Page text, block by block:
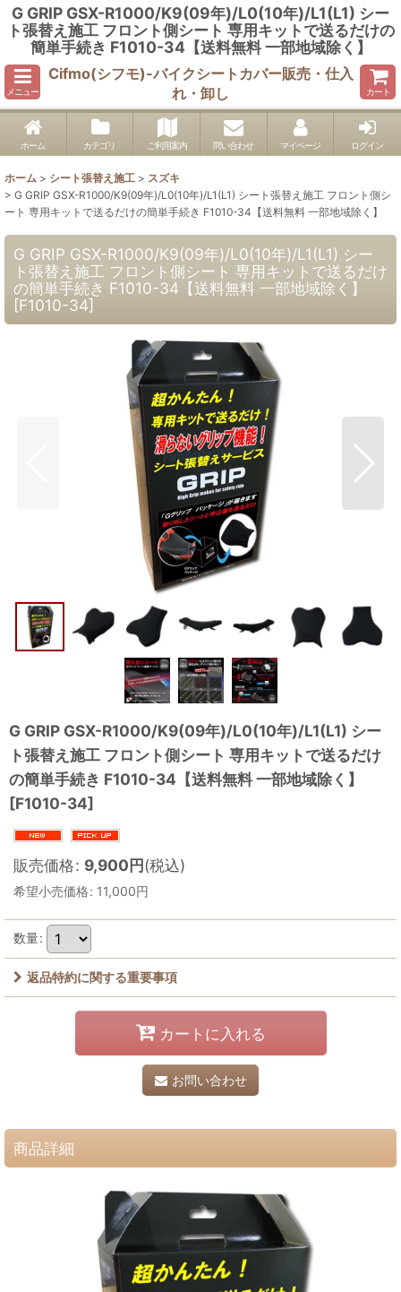
G GRIP GSX-R1000/K9(09年)/L0(10年)/L1(L1) シー
ト張替え施工 フロント側シート 専用キットで送るだけの
簡単手続き F1010-34【送料無料 一部地域除く】
メニュー
Cifmo(シフモ)-バイクシートカバー販売・仕入
れ・卸し
カート
ホーム カテゴリ ご利用案内 問い合わせ マイページ ログイン
ホーム > シート張替え施工 > スズキ
> G GRIP GSX-R1000/K9(09年)/L0(10年)/L1(L1) シート張替え施工 フロント側シ
ート 専用キットで送るだけの簡単手続き F1010-34【送料無料 一部地域除く】
G GRIP GSX-R1000/K9(09年)/L0(10年)/L1(L1) シー
ト張替え施工 フロント側シート 専用キットで送るだけ
の簡単手続き F1010-34【送料無料 一部地域除く】
[F1010-34]
G GRIP GSX-R1000/K9(09年)/L0(10年)/L1(L1) シー
ト張替え施工 フロント側シート 専用キットで送るだけ
の簡単手続き F1010-34【送料無料 一部地域除く】
[F1010-34]
販売価格: 9,900円(税込)
希望小売価格: 11,000円
数量:
返品特約に関する重要事項
カートに入れる
お問い合わせ
商品詳細